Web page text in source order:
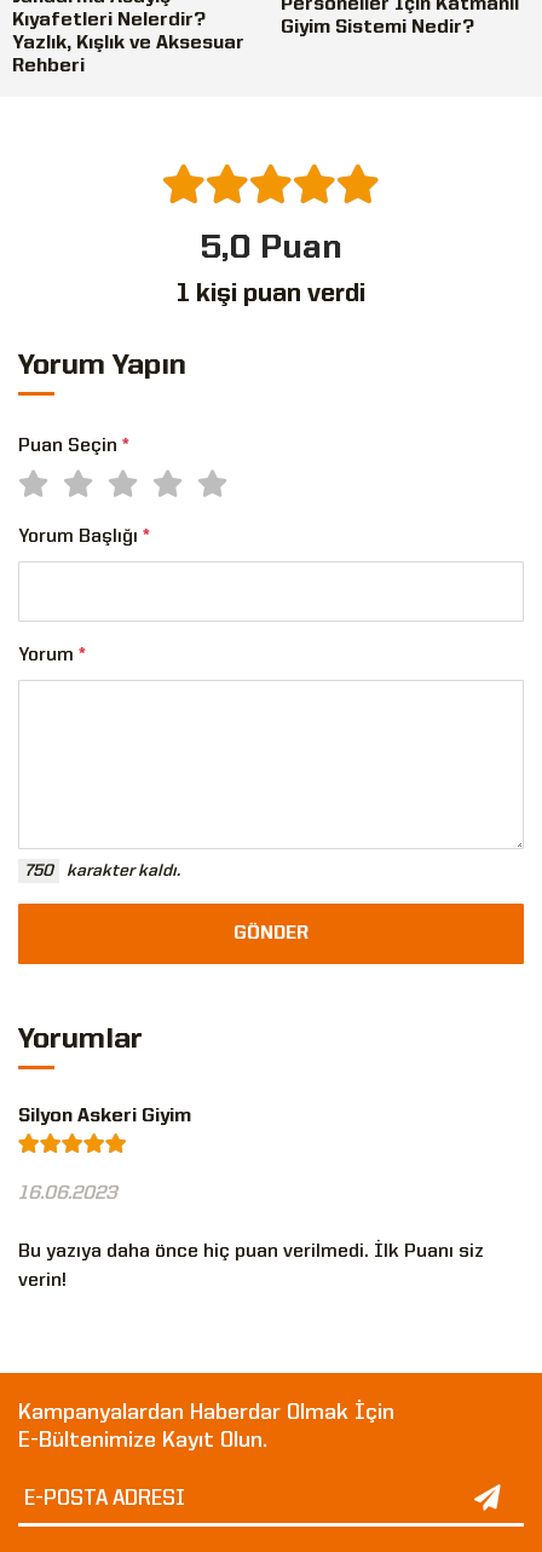
Kıyafetleri Nelerdir?
Yazlık, Kışlık ve Aksesuar
Rehberi
Personeller İçin Katmanlı
Giyim Sistemi Nedir?
5,0 Puan
1 kişi puan verdi
Yorum Yapın
Puan Seçin *
Yorum Başlığı *
Yorum *
750 karakter kaldı.
GÖNDER
Yorumlar
Silyon Askeri Giyim
16.06.2023
Bu yazıya daha önce hiç puan verilmedi. İlk Puanı siz
verin!
Kampanyalardan Haberdar Olmak İçin
E-Bültenimize Kayıt Olun.